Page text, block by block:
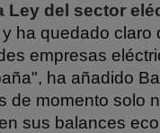
Ley del sector
y ha quedado claro
empresas
ha añadido
de momento solo
sus balances